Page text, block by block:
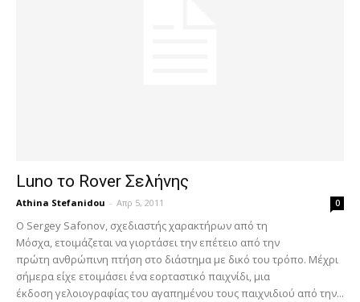
Luno τo Rover Σελήνης
Athina Stefanidou - Απρ 5, 2011 0
Ο Sergey Safonov, σχεδιαστής χαρακτήρων από τη
Μόσχα, ετοιμάζεται να γιορτάσει την επέτειο από την
πρώτη ανθρώπινη πτήση στο διάστημα με δικό του τρόπο. Μέχρι
σήμερα είχε ετοιμάσει ένα εορταστικό παιχνίδι, μια
έκδοση γελοιογραφίας του αγαπημένου τους παιχνιδιού από την...